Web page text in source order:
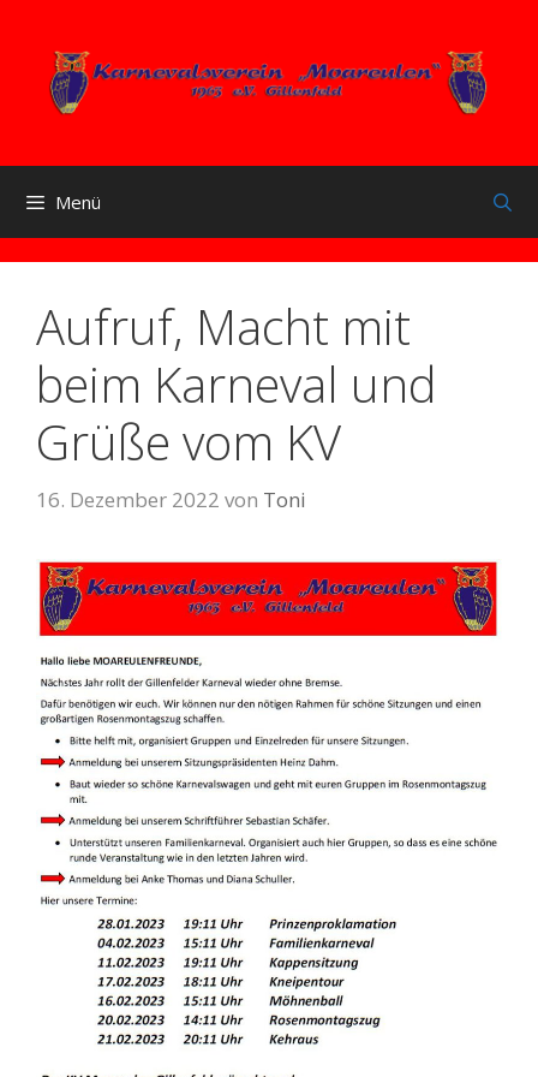
springen
Menü
Aufruf, Macht mit
beim Karneval und
Grüße vom KV
16. Dezember 2022 von Toni